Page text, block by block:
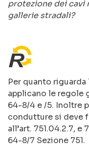
protezione dei
gallerie stradali?
Per quanto
applicano le regole
64-8/4 e /5. Inoltre
condutture si deve
all’art. 751.04.2.7, e
64-8/7 Sezione 751.